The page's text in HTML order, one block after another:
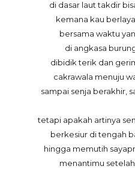
di dasar laut takdir
kemana kau
bersama waktu
di angkasa
dibidik terik dan
cakrawala menuju
sampai senja berakhir,
tetapi apakah artinya
berkesiur di tengah
hingga memutih
menantimu